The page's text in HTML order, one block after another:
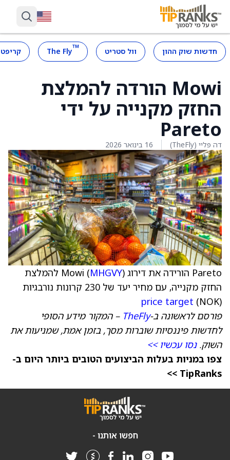
חדשות שוק ההון וול סטריט ™
The Fly
Mowi הורדה להמלצת
החזק מקנייה על ידי
Pareto
דה פליי (TheFly) 16 בינואר 2026
Pareto הורידה את דירוג Mowi ( MHGVY
) להמלצת
החזק מקנייה, עם מחיר יעד של 230 קרונות נורבגיות
(NOK)
price target
פורסם לראשונה ב-TheFly – המקור מידע הסופי
לחדשות פיננסיות שוברות מסך, בזמן אמת, שמניעות את
השוק.נסו עכשיו >>
צפו במניות בעלות הביצועים הטובים ביותר היום ב-
TipRanks >>
חפשו אותנו -